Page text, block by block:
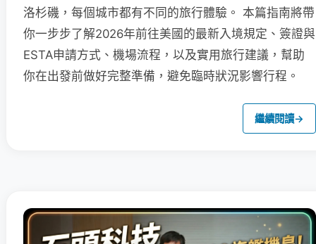
洛杉磯，每個城市都有不同的旅行體驗。 本篇指南將帶
你一步步了解2026年前往美國的最新入境規定、簽證與
ESTA申請方式、機場流程，以及實用旅行建議，幫助
你在出發前做好完整準備，避免臨時狀況影響行程。
繼續閱讀→